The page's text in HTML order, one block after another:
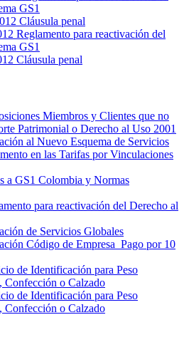
GS1
Cláusula penal
Reglamento para reactivación del
GS1
Cláusula penal
Miembros y Clientes que no
Patrimonial o Derecho al Uso 2001
al Nuevo Esquema de Servicios
en las Tarifas por Vinculaciones
a GS1 Colombia y Normas
para reactivación del Derecho al
de Servicios Globales
Código de Empresa Pago por 10
de Identificación para Peso
Confección o Calzado
de Identificación para Peso
Confección o Calzado